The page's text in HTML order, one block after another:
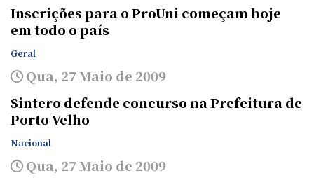
Inscrições para o ProUni começam hoje
em todo o país
Geral
Qua, 27 Maio de 2009
Sintero defende concurso na Prefeitura de
Porto Velho
Nacional
Qua, 27 Maio de 2009